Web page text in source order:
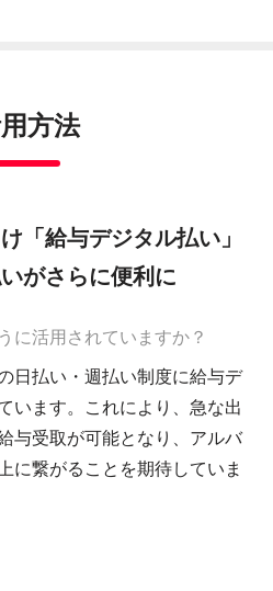
方法
「給与デジタル払い」
がさらに便利に
に活用されていますか？
日払い・週払い制度に給与デ
います。これにより、急な出
与受取が可能となり、アルバ
に繋がることを期待していま